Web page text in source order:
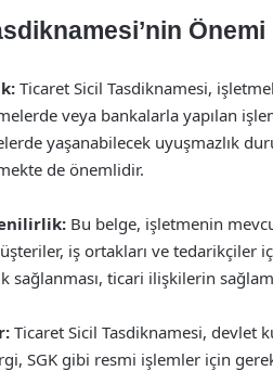
Önemi
Ticaret Sicil Tasdiknamesi,
veya bankalarla yapılan
yaşanabilecek uyuşmazlık
de önemlidir.
Bu belge, işletmenin
iş ortakları ve tedarikçiler
sağlanması, ticari ilişkilerin
Ticaret Sicil Tasdiknamesi, devlet
SGK gibi resmi işlemler için